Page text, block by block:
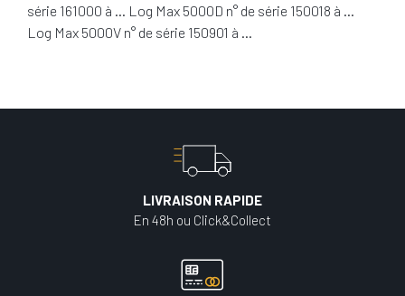
série 161000 à … Log Max 5000D n° de série 150018 à …
Log Max 5000V n° de série 150901 à …
LIVRAISON RAPIDE
En 48h ou Click&Collect